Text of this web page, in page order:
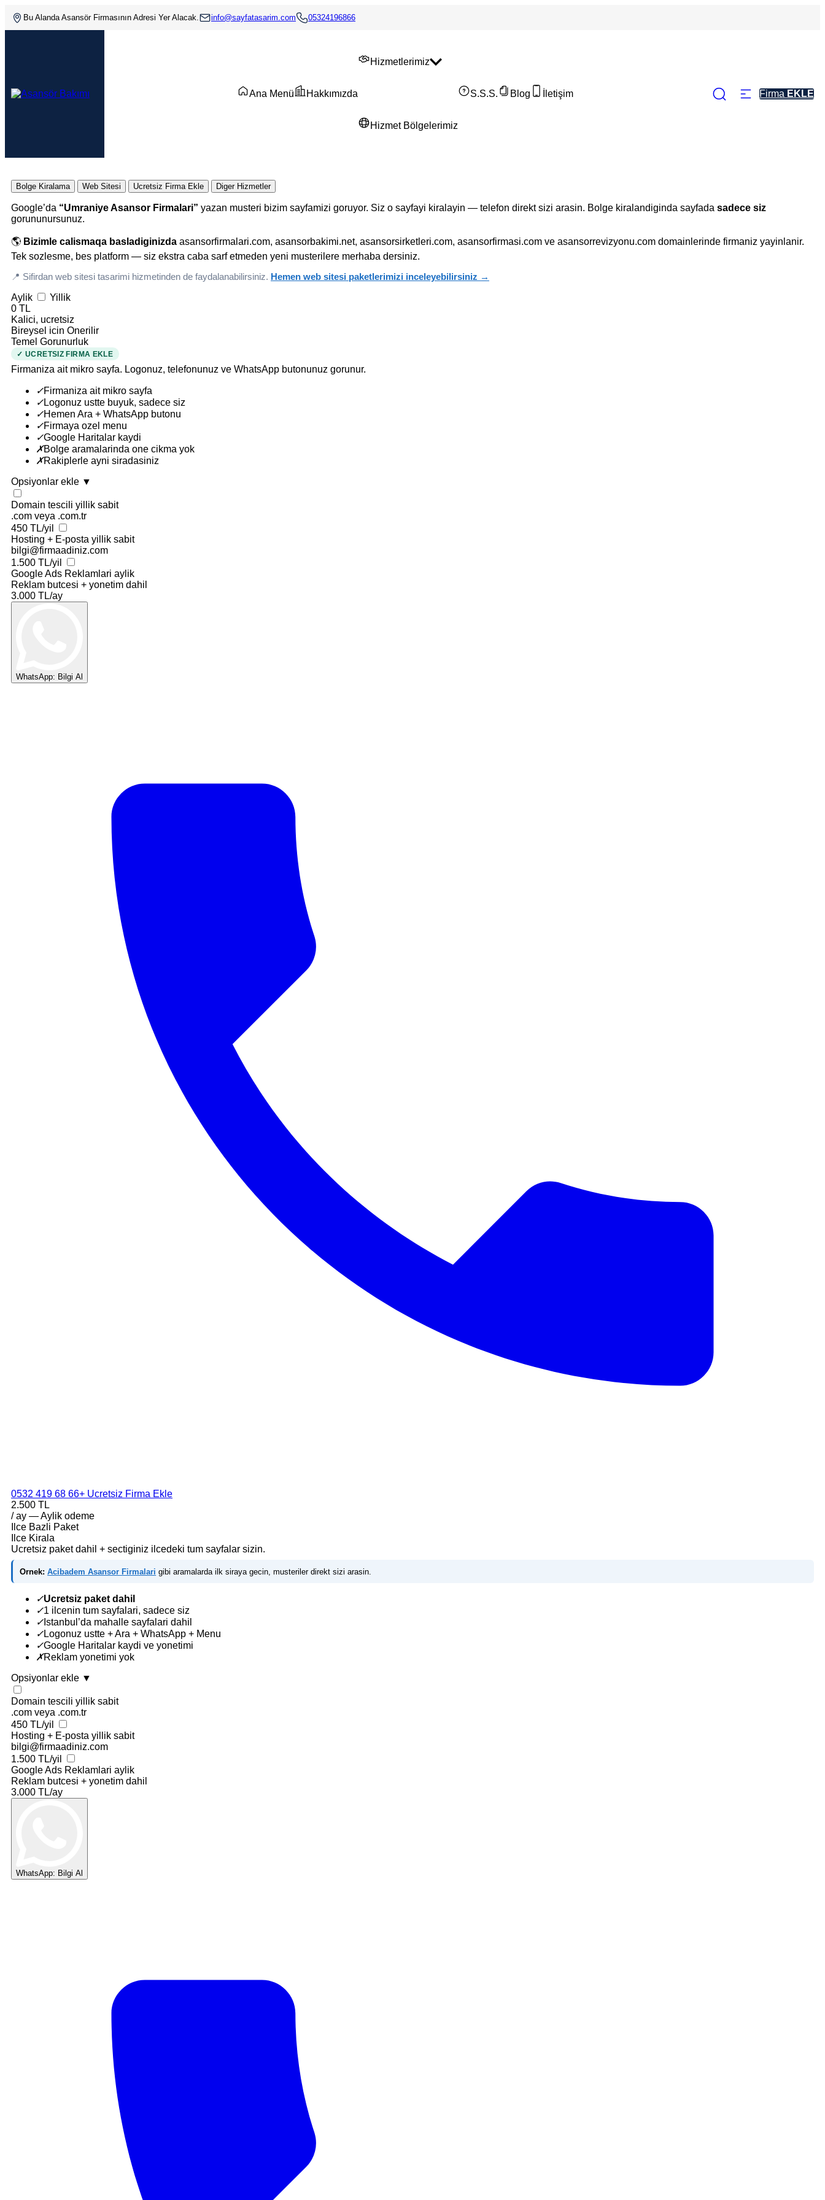
Bu Alanda Asansör Firmasının Adresi Yer Alacak. info@sayfatasarim.com 05324196866
Ana Menü Hakkımızda
Hizmetlerimiz
Hizmet Bölgelerimiz
S.S.S. Blog İletişim Firma EKLE
Bolge Kiralama Web Sitesi Ucretsiz Firma Ekle Diger Hizmetler
Google’da “Umraniye Asansor Firmalari” yazan musteri bizim sayfamizi goruyor. Siz o sayfayi kiralayin — telefon direkt sizi arasin. Bolge kiralandiginda sayfada sadece siz
gorununursunuz.
🌎 Bizimle calismaqa basladiginizda asansorfirmalari.com, asansorbakimi.net, asansorsirketleri.com, asansorfirmasi.com ve asansorrevizyonu.com domainlerinde firmaniz yayinlanir.
Tek sozlesme, bes platform — siz ekstra caba sarf etmeden yeni musterilere merhaba dersiniz.
📍 Sifirdan web sitesi tasarimi hizmetinden de faydalanabilirsiniz. Hemen web sitesi paketlerimizi inceleyebilirsiniz →
Aylik
Yillik
0 TL
Kalici, ucretsiz
Bireysel icin Onerilir
Temel Gorunurluk
✓ UCRETSIZ FIRMA EKLE
Firmaniza ait mikro sayfa. Logonuz, telefonunuz ve WhatsApp butonunuz gorunur.
✓Firmaniza ait mikro sayfa
✓Logonuz ustte buyuk, sadece siz
✓Hemen Ara + WhatsApp butonu
✓Firmaya ozel menu
✓Google Haritalar kaydi
✗Bolge aramalarinda one cikma yok
✗Rakiplerle ayni siradasiniz
Opsiyonlar ekle ▼
Domain tescili yillik sabit
.com veya .com.tr
450 TL/yil
Hosting + E-posta yillik sabit
bilgi@firmaadiniz.com
1.500 TL/yil
Google Ads Reklamlari aylik
Reklam butcesi + yonetim dahil
3.000 TL/ay
WhatsApp: Bilgi Al
0532 419 68 66+ Ucretsiz Firma Ekle
2.500 TL
/ ay — Aylik odeme
Ilce Bazli Paket
Ilce Kirala
Ucretsiz paket dahil + sectiginiz ilcedeki tum sayfalar sizin.
Ornek: Acibadem Asansor Firmalari gibi aramalarda ilk siraya gecin, musteriler direkt sizi arasin.
✓Ucretsiz paket dahil
✓1 ilcenin tum sayfalari, sadece siz
✓ Istanbul’da mahalle sayfalari dahil
✓Logonuz ustte + Ara + WhatsApp + Menu
✓Google Haritalar kaydi ve yonetimi
✗Reklam yonetimi yok
Opsiyonlar ekle ▼
Domain tescili yillik sabit
.com veya .com.tr
450 TL/yil
Hosting + E-posta yillik sabit
bilgi@firmaadiniz.com
1.500 TL/yil
Google Ads Reklamlari aylik
Reklam butcesi + yonetim dahil
3.000 TL/ay
WhatsApp: Bilgi Al